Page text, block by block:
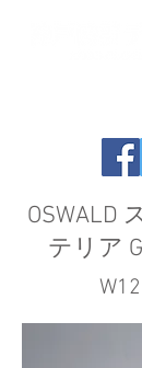
OSWALD
テリア